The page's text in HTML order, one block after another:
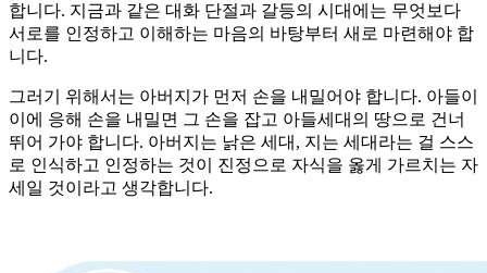
합니다. 지금과 같은 대화 단절과 갈등의 시대에는 무엇보다
서로를 인정하고 이해하는 마음의 바탕부터 새로 마련해야 합
니다.
그러기 위해서는 아버지가 먼저 손을 내밀어야 합니다. 아들이
이에 응해 손을 내밀면 그 손을 잡고 아들세대의 땅으로 건너
뛰어 가야 합니다. 아버지는 낡은 세대, 지는 세대라는 걸 스스
로 인식하고 인정하는 것이 진정으로 자식을 옳게 가르치는 자
세일 것이라고 생각합니다.